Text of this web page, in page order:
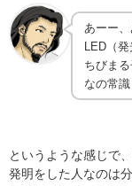
あーー
LED（
ちびま
なの常識
というような感じで
発明をした人なのは